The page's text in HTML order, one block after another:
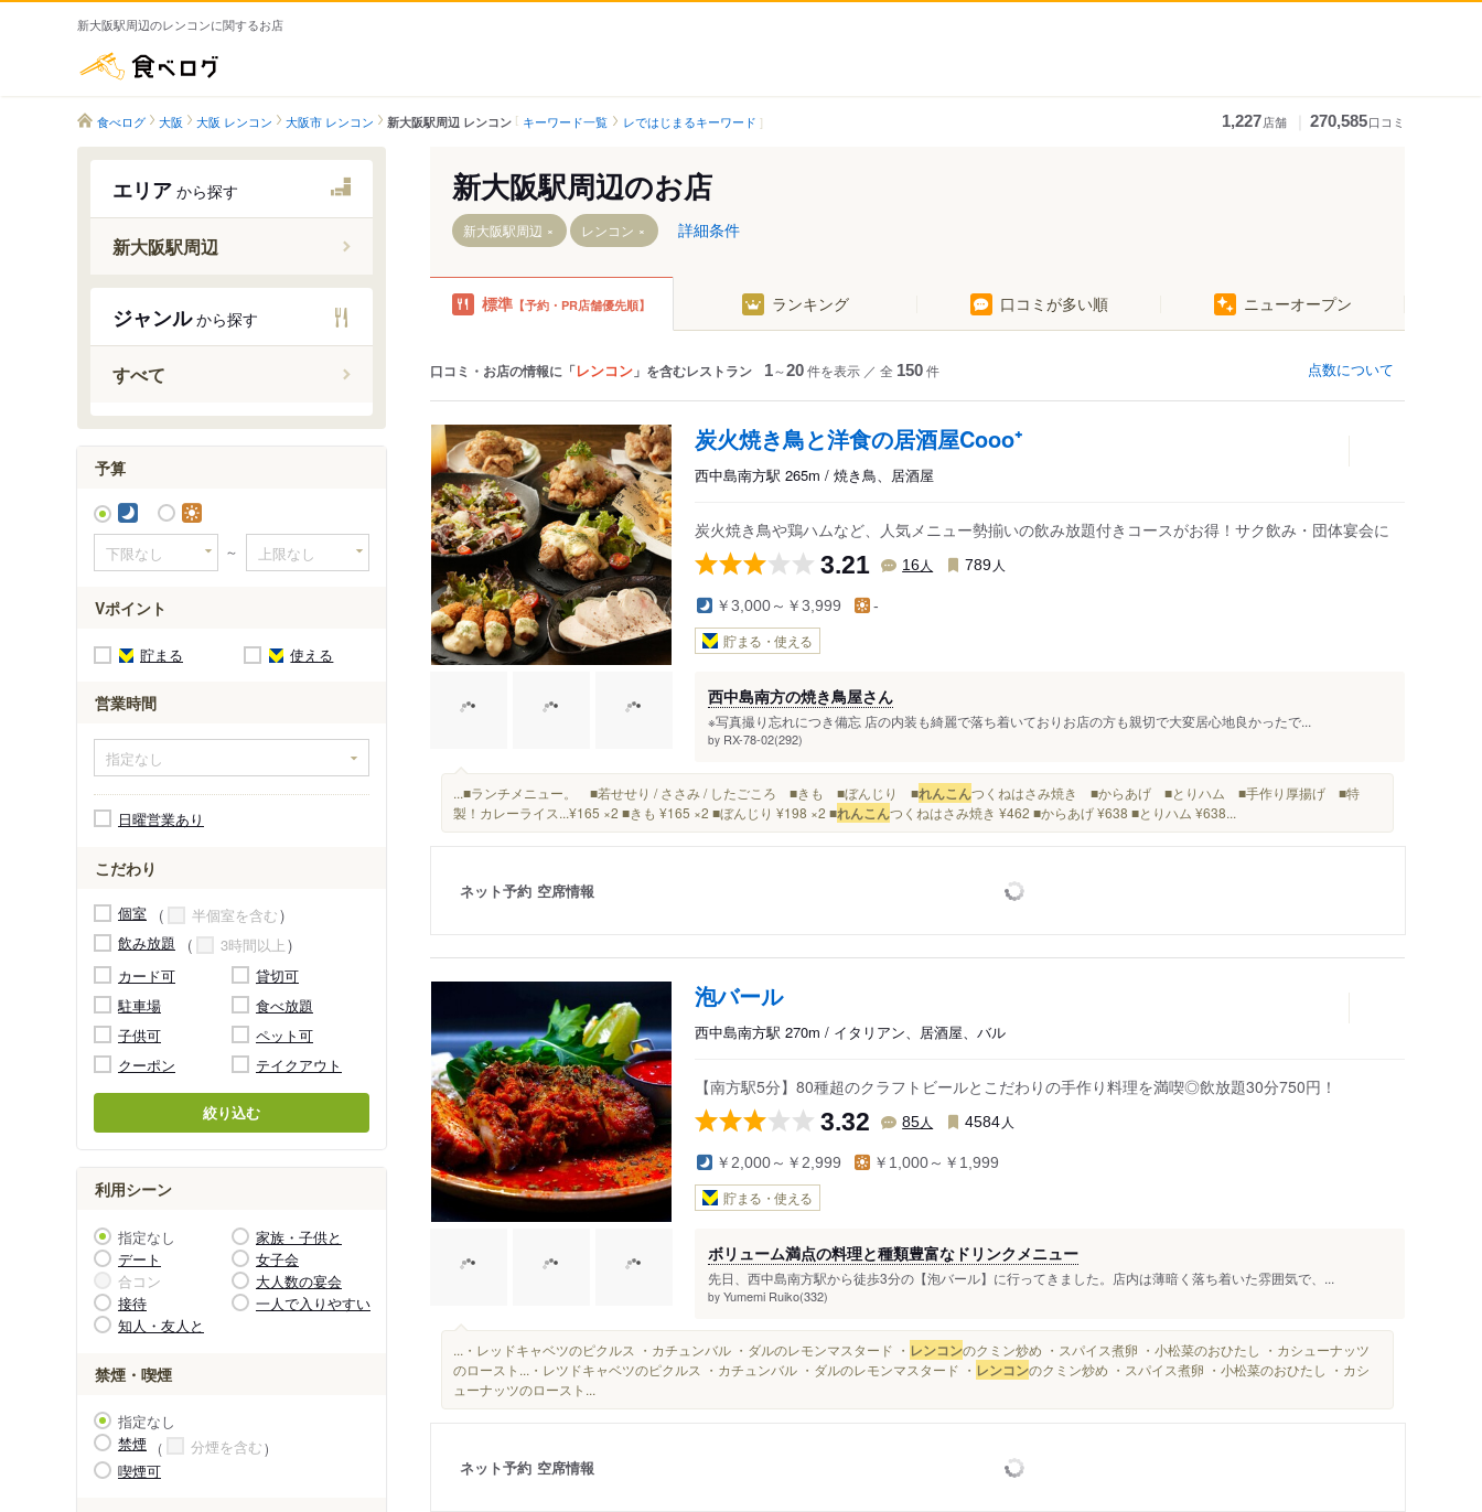
新大阪駅周辺のレンコンに関するお店
食べログ 大阪 大阪 レンコン 大阪市 レンコン 新大阪駅周辺 レンコン キーワード一覧 レではじまるキーワード 1,227店舗 270,585口コミ
エリア から探す
新大阪駅周辺
東淀川駅
東三国駅
西中島南方駅
南方駅
ジャンルから探す
すべて
予算
～
Vポイント
貯まる 使える
営業時間
日曜営業あり
こだわり
個室
半個室を含む
飲み放題
3時間以上
カード可
貸切可
駐車場
食べ放題
子供可
ペット可
クーポン
テイクアウト
絞り込む
利用シーン
指定なし
家族・子供と
デート
女子会
合コン
大人数の宴会
接待
一人で入りやすい
知人・友人と
禁煙・喫煙
指定なし
禁煙
分煙を含む
喫煙可
新大阪駅周辺のお店
新大阪駅周辺 レンコン 詳細条件
標準 【予約・PR店舗優先順】 ランキング 口コミが多い順 ニューオープン
口コミ・お店の情報に「レンコン 」を含むレストラン 1～20件を表示 ／ 全 150件 点数について
炭火焼き鳥と洋食の居酒屋Cooo⁺
西中島南方駅 265m / 焼き鳥、居酒屋
炭火焼き鳥や鶏ハムなど、人気メニュー勢揃いの飲み放題付きコースがお得！サク飲み・団体宴会に
3.21 16人 789 人
￥3,000～￥3,999 -
貯まる・使える
西中島南方の焼き鳥屋さん
※写真撮り忘れにつき備忘 店の内装も綺麗で落ち着いておりお店の方も親切で大変居心地良かったで...
by RX-78-02(292)
...■ランチメニュー。 ■若せせり / ささみ / したごころ ■きも ■ぼんじり ■れんこんつくねはさみ焼き ■からあげ ■とりハム ■手作り厚揚げ ■特
製！カレーライス...¥165 ×2 ■きも ¥165 ×2 ■ぼんじり ¥198 ×2 ■れんこんつくねはさみ焼き ¥462 ■からあげ ¥638 ■とりハム ¥638...
ネット予約 空席情報
泡バール
西中島南方駅 270m / イタリアン、居酒屋、バル
【南方駅5分】80種超のクラフトビールとこだわりの手作り料理を満喫◎飲放題30分750円！
3.32 85人 4584 人
￥2,000～￥2,999 ￥1,000～￥1,999
貯まる・使える
ボリューム満点の料理と種類豊富なドリンクメニュー
先日、西中島南方駅から徒歩3分の【泡バール】に行ってきました。店内は薄暗く落ち着いた雰囲気で、...
by Yumemi Ruiko(332)
...・レッドキャベツのピクルス ・カチュンバル ・ダルのレモンマスタード ・ レンコンのクミン炒め ・スパイス煮卵 ・小松菜のおひたし ・カシューナッツ
のロースト...・レツドキャベツのピクルス ・カチュンバル ・ダルのレモンマスタード ・ レンコンのクミン炒め ・スパイス煮卵 ・小松菜のおひたし ・カシ
ューナッツのロースト...
ネット予約 空席情報